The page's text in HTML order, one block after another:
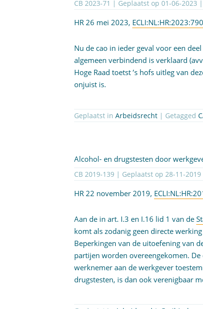
CB 2023-71 | Geplaatst op01-06-2023
HR 26 mei 2023, ECLI:NL:HR:2023:790
Nu de cao in ieder geval voor een
algemeen verbindend is verklaard
Hoge Raad toetst ’s hofs uitleg van
onjuist is.
Geplaatst inArbeidsrecht | Getagged
Alcohol- en drugstesten door
CB 2019-139 | Geplaatst op28-11-2019
HR 22 november 2019,
Aan de in art. I.3 en I.16 lid 1 van de
komt als zodanig geen directe
Beperkingen van de uitoefening van
partijen worden overeengekomen.
werknemer aan de werkgever
drugstesten, is dan ook verenigbaar